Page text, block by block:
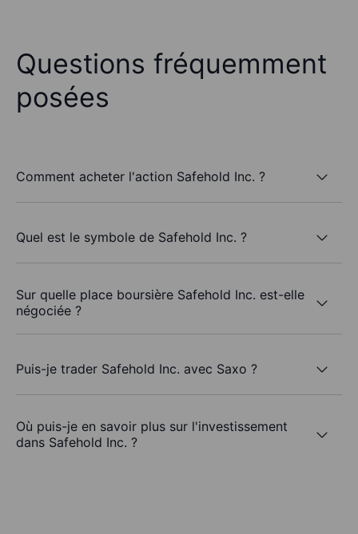
Questions fréquemment
posées
Comment acheter l'action Safehold Inc. ?
Quel est le symbole de Safehold Inc. ?
Sur quelle place boursière Safehold Inc. est-elle
négociée ?
Puis-je trader Safehold Inc. avec Saxo ?
Où puis-je en savoir plus sur l'investissement
dans Safehold Inc. ?